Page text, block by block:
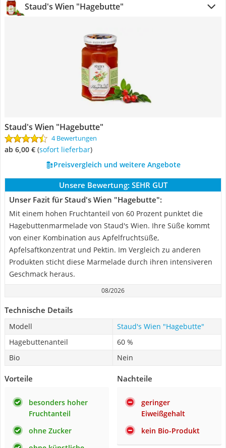
Staud's Wien "Hagebutte"
Staud's Wien "Hagebutte"
4 Bewertungen
ab 6,00 € ( Sofort lieferbar)
Preisvergleich und weitere Angebote
Unsere Bewertung: SEHR GUT
Unser Fazit für Staud's Wien "Hagebutte":
Mit einem hohen Fruchtanteil von 60 Prozent punktet die
Hagebuttenmarmelade von Staud's Wien. Ihre Süße kommt
von einer Kombination aus Apfelfruchtsüße,
Apfelsaftkonzentrat und Pektin. Im Vergleich zu anderen
Produkten sticht diese Marmelade durch ihren intensiveren
Geschmack heraus.
08/2026
Technische Details
Modell
Staud's Wien "Hagebutte"
Hagebuttenanteil
60 %
Bio
Nein
Vorteile
besonders hoher
Fruchtanteil
ohne Zucker
Nachteile
geringer
Eiweißgehalt
kein Bio-Produkt